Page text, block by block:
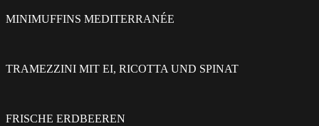
MINIMUFFINS MEDITERRANÉE
TRAMEZZINI MIT EI, RICOTTA UND SPINAT
FRISCHE ERDBEEREN